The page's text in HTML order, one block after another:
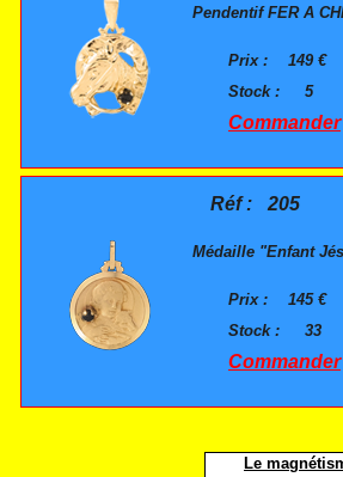
Le
Pendentif FER A
Prix :
149 €
Stock :
5
Commander
Réf : 205
Médaille "Enfant
Prix :
145 €
Stock :
33
Commander